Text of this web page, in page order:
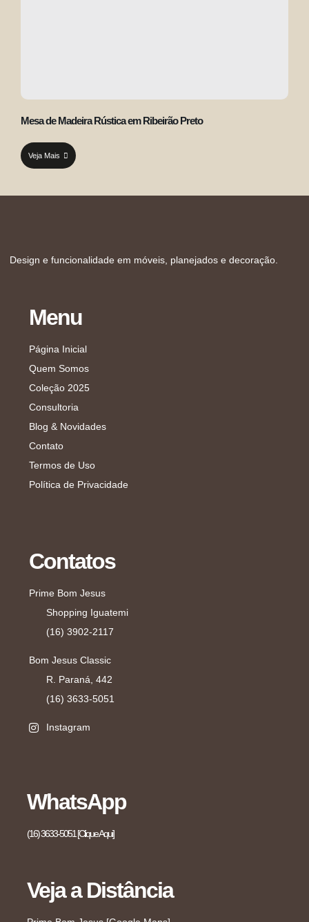
Mesa de Madeira Rústica em Ribeirão Preto
Veja Mais
Design e funcionalidade em móveis, planejados e decoração.
Menu
Página Inicial
Quem Somos
Coleção 2025
Consultoria
Blog & Novidades
Contato
Termos de Uso
Política de Privacidade
Contatos
Prime Bom Jesus
Shopping Iguatemi
(16) 3902-2117
Bom Jesus Classic
R. Paraná, 442
(16) 3633-5051
Instagram
WhatsApp
(16) 3633-5051 [Clique Aqui]
Veja a Distância